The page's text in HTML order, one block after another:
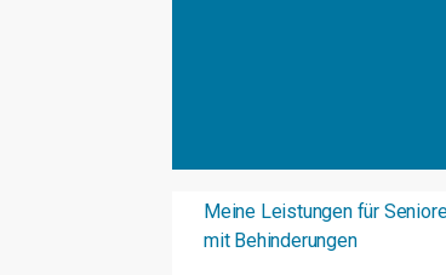
Meine Leistungen für
mit Behinderungen